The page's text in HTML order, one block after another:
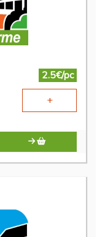
2.5€/pc
+